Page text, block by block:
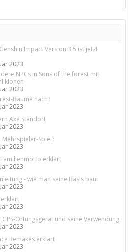
Impact Version 3.5 ist jetzt
2023
NPCs in Sons of the forest mit
klonen
2023
Bäume nach?
2023
Axe Standort
2023
Mehrspieler-Spiel?
2023
erklärt
2023
- wie man seine Basis baut
2023
erklärt
2023
GPS-Ortungsgerät und seine Verwendung
2023
Remakes erklärt
2023